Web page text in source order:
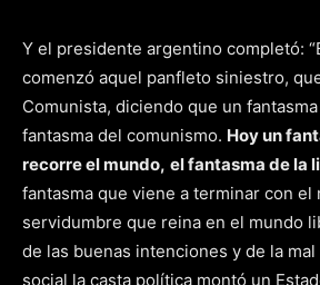
Y el presidente argentino completó:
comenzó aquel panfleto siniestro,
Comunista, diciendo que un
fantasma del comunismo. Hoy un
recorre el mundo, el fantasma de la
fantasma que viene a terminar con el
servidumbre que reina en el mundo
de las buenas intenciones y de la
social la casta política montó un